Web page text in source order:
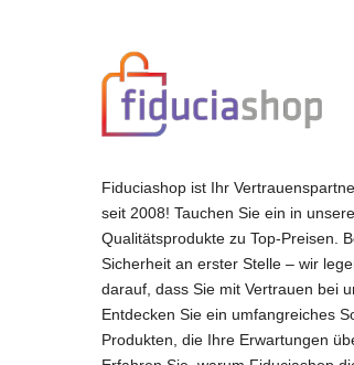
Fiduciashop ist Ihr
seit 2008! Tauchen Sie ein in
Qualitätsprodukte zu Top-Preisen.
Sicherheit an erster Stelle – wir
darauf, dass Sie mit Vertrauen bei
Entdecken Sie ein umfangreiches
Produkten, die Ihre Erwartungen